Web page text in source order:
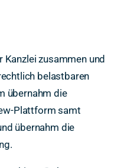
Kanzlei zusammen und
belastbaren
übernahm die
Plattform samt
übernahm die